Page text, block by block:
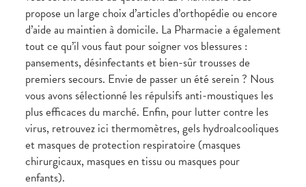
- état
grippaux
Soins
des
oreilles
Toux
grasses
sèches
Aliments
Compléments
alimentaires
DENTAIRES
Etendre
Soins
dentaires
Bains de
bouche
Gencives
Hygiène
bucco-
dentaire
TROUBLES DE
LA
CIRCULATION
Etendre
Jambes
lourdes
propose un large choix d’articles d’orthopédie ou encore
d’aide au maintien à domicile. La Pharmacie a également
tout ce qu’il vous faut pour soigner vos blessures :
pansements, désinfectants et bien-sûr trousses de
premiers secours. Envie de passer un été serein ? Nous
vous avons sélectionné les répulsifs anti-moustiques les
plus efficaces du marché. Enfin, pour lutter contre les
virus, retrouvez ici thermomètres, gels hydroalcooliques
et masques de protection respiratoire (masques
chirurgicaux, masques en tissu ou masques pour
enfants).